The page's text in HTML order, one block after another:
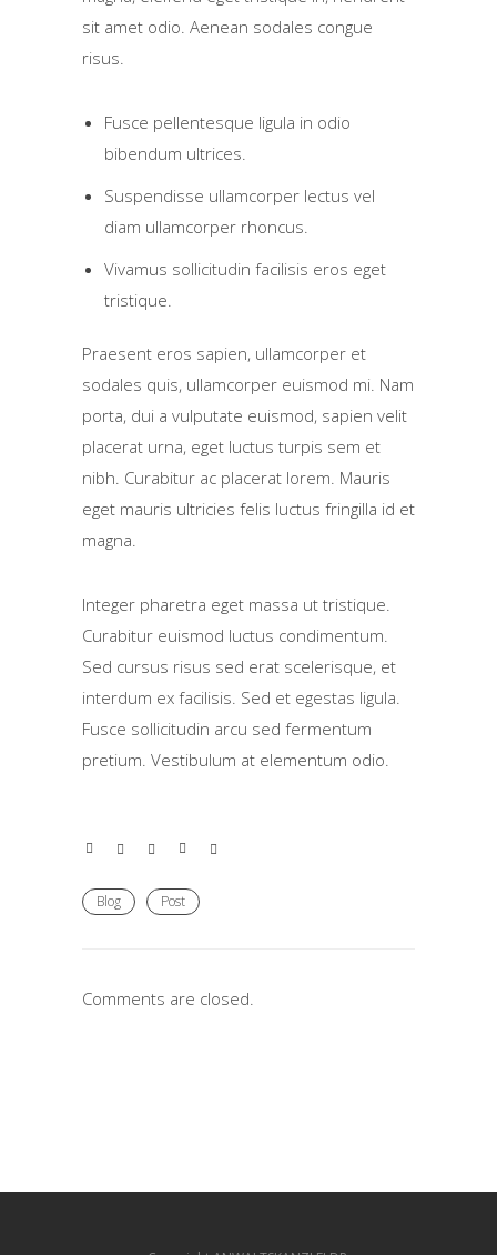
sit amet odio. Aenean sodales congue
risus.
Fusce pellentesque ligula in odio
bibendum ultrices.
Suspendisse ullamcorper lectus vel
diam ullamcorper rhoncus.
Vivamus sollicitudin facilisis eros eget
tristique.
Praesent eros sapien, ullamcorper et
sodales quis, ullamcorper euismod mi. Nam
porta, dui a vulputate euismod, sapien velit
placerat urna, eget luctus turpis sem et
nibh. Curabitur ac placerat lorem. Mauris
eget mauris ultricies felis luctus fringilla id et
magna.
Integer pharetra eget massa ut tristique.
Curabitur euismod luctus condimentum.
Sed cursus risus sed erat scelerisque, et
interdum ex facilisis. Sed et egestas ligula.
Fusce sollicitudin arcu sed fermentum
pretium. Vestibulum at elementum odio.
Blog Post
Comments are closed.